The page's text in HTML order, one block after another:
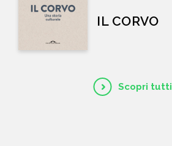
Scopri tutti
IL CORVO